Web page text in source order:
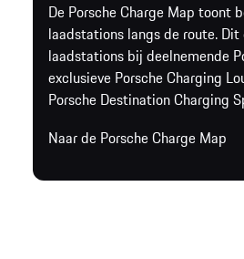
De Porsche Charge Map toont
laadstations langs de route.
laadstations bij deelnemende
exclusieve Porsche Charging
Porsche Destination Charging
Naar de Porsche Charge Map